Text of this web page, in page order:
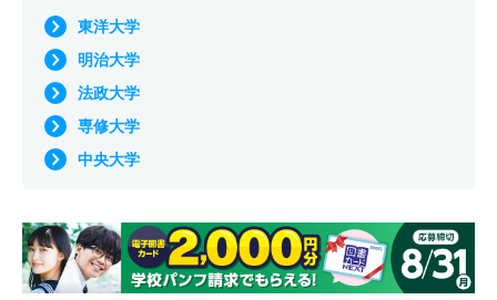
東洋大学
明治大学
法政大学
専修大学
中央大学